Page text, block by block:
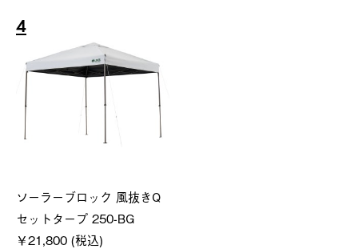
4
ソーラーブロック 風抜きQ
セットタープ 250-BG
￥21,800 (税込)